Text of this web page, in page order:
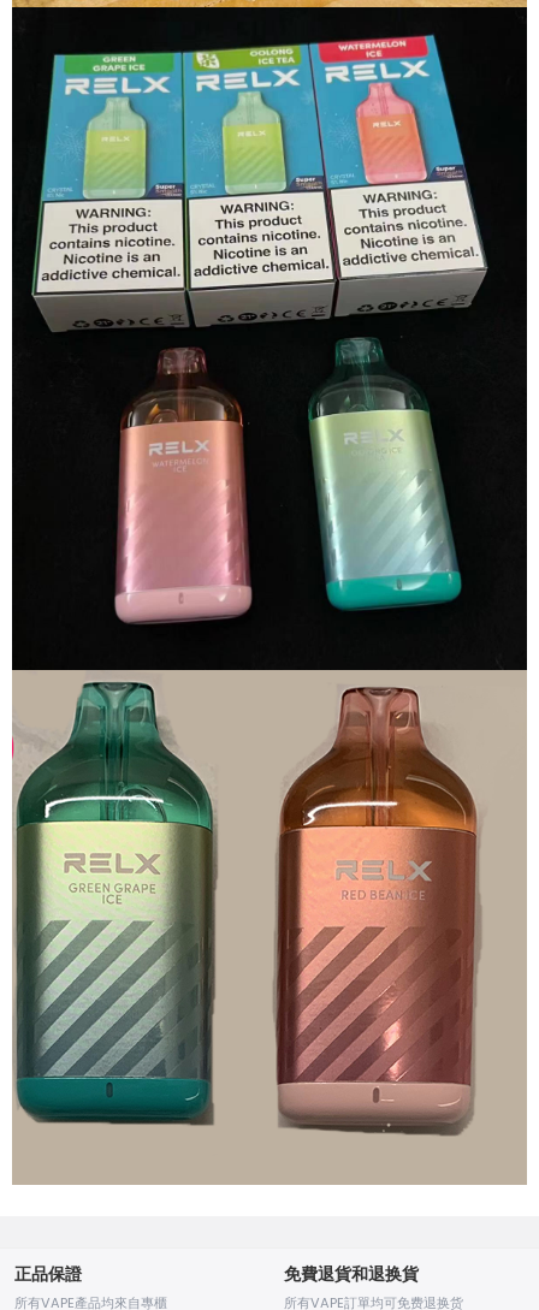
正品保證
所有VAPE產品均來自專櫃
免費退貨和退换貨
所有VAPE訂單均可免费退换货